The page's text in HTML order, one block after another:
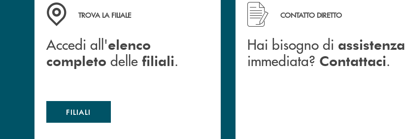
Accedi all' elenco completo delle filiali .
TROVA LA FILIALE
Accedi all'elenco
completo delle filiali.
FILIALI
CONTATTO DIRETTO
Hai bisogno di assistenza
immediata? Contattaci.